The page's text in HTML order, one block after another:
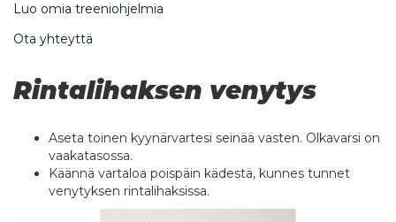
Luo omia treeniohjelmia
Ota yhteyttä
Rintalihaksen venytys
Aseta toinen kyynärvartesi seinää vasten. Olkavarsi on
vaakatasossa.
Käännä vartaloa poispäin kädestä, kunnes tunnet
venytyksen rintalihaksissa.